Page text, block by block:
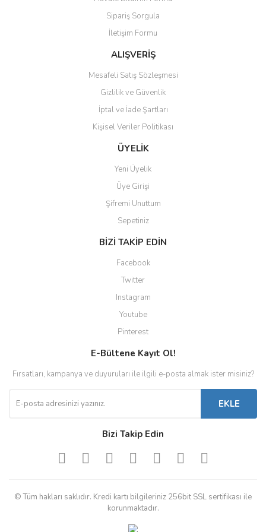
Ürün bilgilerinde hatalar bulunuyor.
Ürün fiyatı diğer sitelerden daha pahalı.
Bu ürüne benzer farklı alternatifler olmalı.
Gönder
Sipariş Sorgula
İletişim Formu
ALIŞVERİŞ
Mesafeli Satış Sözleşmesi
Gizlilik ve Güvenlik
İptal ve İade Şartları
Kişisel Veriler Politikası
ÜYELİK
Yeni Üyelik
Üye Girişi
Şifremi Unuttum
Sepetiniz
BİZİ TAKİP EDİN
Facebook
Twitter
Instagram
Youtube
Pinterest
E-Bültene Kayıt Ol!
Fırsatları, kampanya ve duyuruları ile ilgili e-posta almak ister misiniz?
EKLE
Bizi Takip Edin
© Tüm hakları saklıdır. Kredi kartı bilgileriniz 256bit SSL sertifikası ile
korunmaktadır.